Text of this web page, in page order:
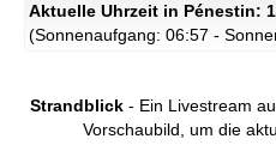
Aktuelle Uhrzeit in Pénestin:
(Sonnenaufgang: 06:57 -
Strandblick- Ein Livestream
Vorschaubild, um die